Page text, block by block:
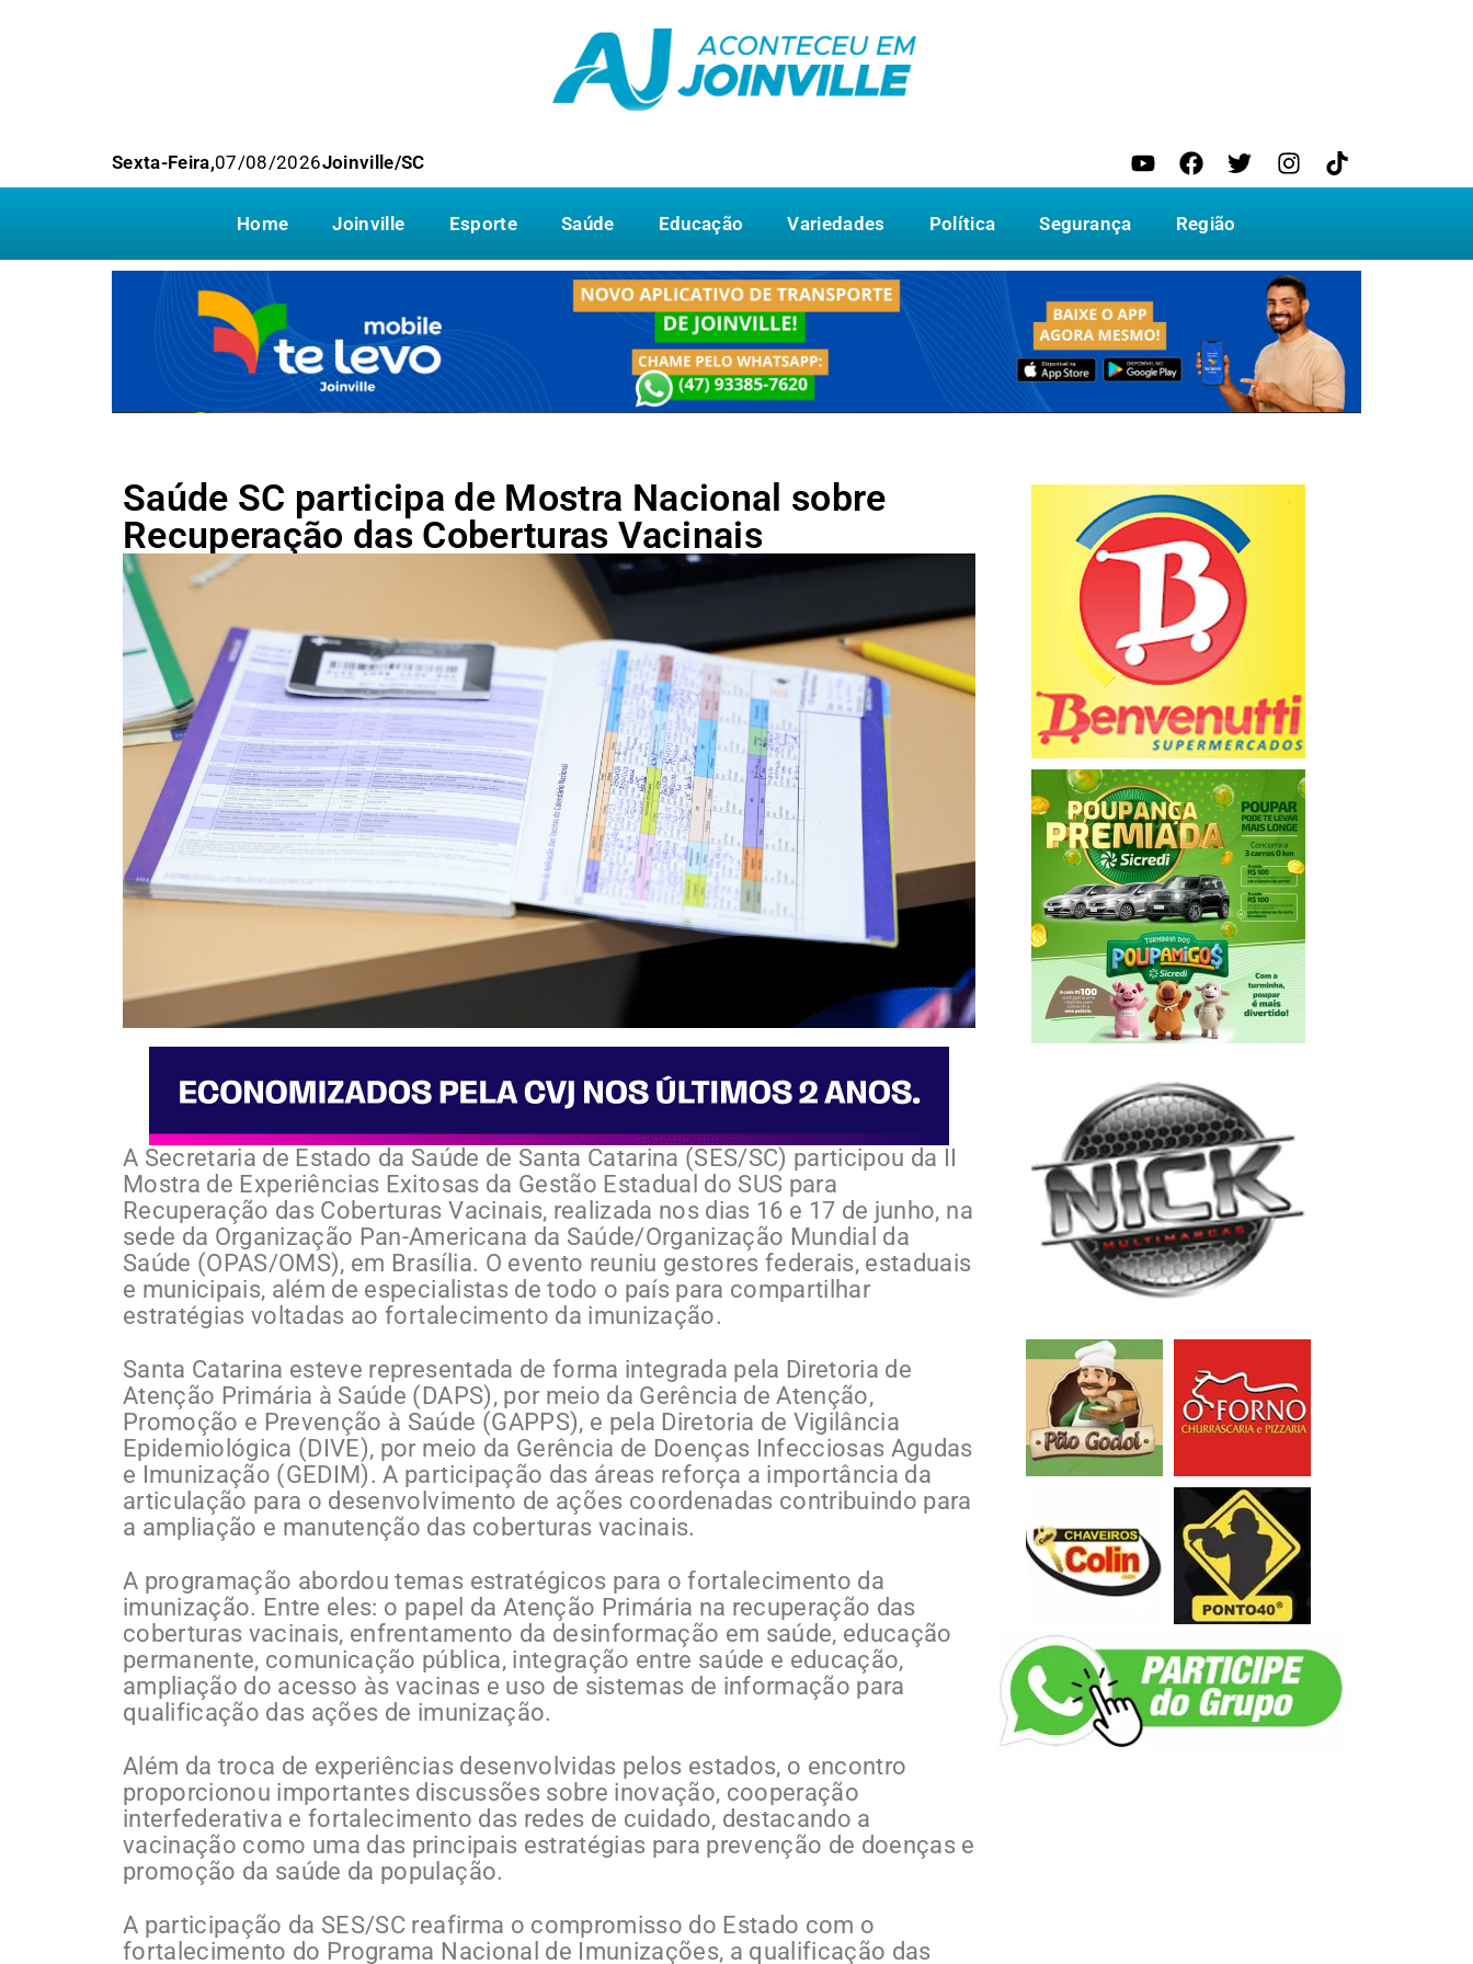
Sexta-Feira,07/08/2026Joinville/SC
Home Joinville Esporte Saúde Educação Variedades Política Segurança Região
Saúde SC participa de Mostra Nacional sobre
Recuperação das Coberturas Vacinais
A Secretaria de Estado da Saúde de Santa Catarina (SES/SC) participou da II
Mostra de Experiências Exitosas da Gestão Estadual do SUS para
Recuperação das Coberturas Vacinais, realizada nos dias 16 e 17 de junho, na
sede da Organização Pan-Americana da Saúde/Organização Mundial da
Saúde (OPAS/OMS), em Brasília. O evento reuniu gestores federais, estaduais
e municipais, além de especialistas de todo o país para compartilhar
estratégias voltadas ao fortalecimento da imunização.
Santa Catarina esteve representada de forma integrada pela Diretoria de
Atenção Primária à Saúde (DAPS), por meio da Gerência de Atenção,
Promoção e Prevenção à Saúde (GAPPS), e pela Diretoria de Vigilância
Epidemiológica (DIVE), por meio da Gerência de Doenças Infecciosas Agudas
e Imunização (GEDIM). A participação das áreas reforça a importância da
articulação para o desenvolvimento de ações coordenadas contribuindo para
a ampliação e manutenção das coberturas vacinais.
A programação abordou temas estratégicos para o fortalecimento da
imunização. Entre eles: o papel da Atenção Primária na recuperação das
coberturas vacinais, enfrentamento da desinformação em saúde, educação
permanente, comunicação pública, integração entre saúde e educação,
ampliação do acesso às vacinas e uso de sistemas de informação para
qualificação das ações de imunização.
Além da troca de experiências desenvolvidas pelos estados, o encontro
proporcionou importantes discussões sobre inovação, cooperação
interfederativa e fortalecimento das redes de cuidado, destacando a
vacinação como uma das principais estratégias para prevenção de doenças e
promoção da saúde da população.
A participação da SES/SC reafirma o compromisso do Estado com o
fortalecimento do Programa Nacional de Imunizações, a qualificação das